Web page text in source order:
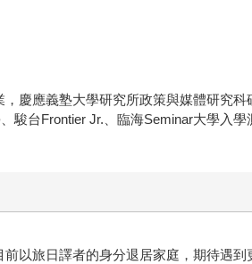
應義塾大學研究所政策與媒體研究科
駿台Frontier Jr.、臨海Seminar大學入
以旅日譯者的身分退居家庭，期待遇到